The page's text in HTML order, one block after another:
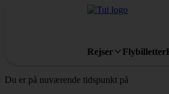
Rejser Flybilletter
Du er på nuværende tidspunkt på